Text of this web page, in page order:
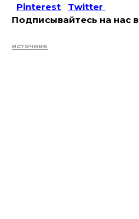
Pinterest
Twitter
Подписывайтесь на наc в
источник